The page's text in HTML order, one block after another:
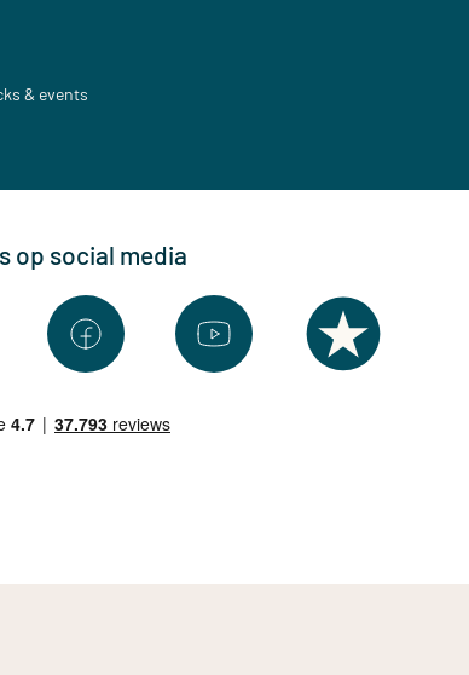
& events
op social media